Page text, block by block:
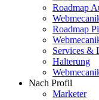
Roadmap
Roadmap
Services &
Halterung
Nach Profil
Marketer